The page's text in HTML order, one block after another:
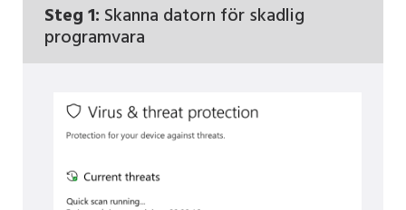
Steg 1: Skanna datorn för skadlig
programvara